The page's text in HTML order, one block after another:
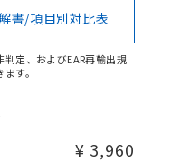
書/項目別対比表
定、およびEAR再輸出規
す。
¥ 3,960